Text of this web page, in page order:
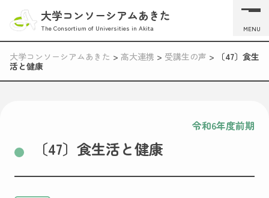
大学コンソーシアムあきた
The Consortium of Universities in Akita MENU
大学コンソーシアムあきた > 高大連携 > 受講生の声 >
〔47〕食生
活と健康
令和6年度前期
〔47〕食生活と健康